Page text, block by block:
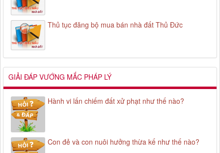
Thủ tục đăng bộ mua bán nhà đất Thủ Đức
GIẢI ĐÁP VƯỚNG MẮC PHÁP LÝ
Hành vi lấn chiếm đất xử phạt như thế nào?
Con đẻ và con nuôi hưởng thừa kế như thế nào?